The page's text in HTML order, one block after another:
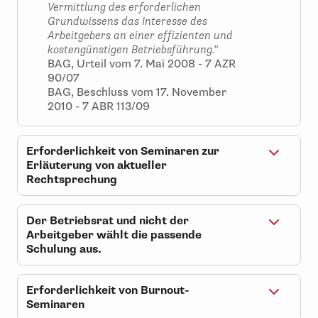
Vermittlung des erforderlichen
Grundwissens das Interesse des
Arbeitgebers an einer effizienten und
kostengünstigen Betriebsführung."
BAG, Urteil vom 7. Mai 2008 - 7 AZR
90/07
BAG, Beschluss vom 17. November
2010 - 7 ABR 113/09
Erforderlichkeit von Seminaren zur
Erläuterung von aktueller
Rechtsprechung
"Danach kann es erforderlich im Sinne
von § 37 Abs. 6 Satz 1 BetrVG sein, dass
einzelne Betriebsratsmitglieder durch
den Besuch entsprechender
Schulungsveranstaltungen Kenntnis
von der aktuellen Rechtsprechung des
Bundesarbeitsgerichts erlangen...
Der Betriebsrat als Gremium muss sich
Der Betriebsrat und nicht der
Arbeitgeber wählt die passende
Schulung aus.
"Bei der Prüfung, ob die Teilnahme an
einer Schulung erforderlich ist, steht
dem Betriebsrat ein eigener
Erforderlichkeit von Burnout-
Seminaren